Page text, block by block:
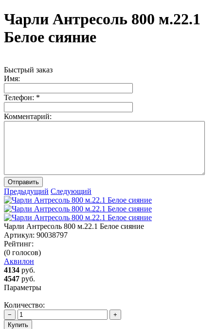
Чарли Антресоль 800 м.22.1
Белое сияние
Быстрый заказ
Имя:
Телефон: *
Комментарий:
Отправить
Предыдущий Следующий
Чарли Антресоль 800 м.22.1 Белое сияние
Артикул: 90038797
Рейтинг:
(0 голосов)
Аквилон
4134 руб.
4547 руб.
Параметры
Количество:
−
+
Купить